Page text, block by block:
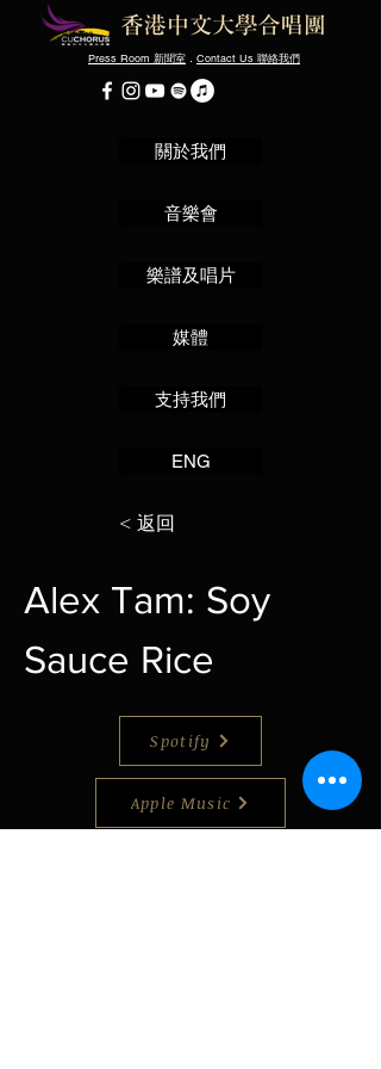
Press Room 新聞室 ． Contact Us 聯絡我們
關於我們
音樂會
樂譜及唱片
媒體
支持我們
ENG
< 返回
Alex Tam: Soy
Sauce Rice
Spotify
Apple Music